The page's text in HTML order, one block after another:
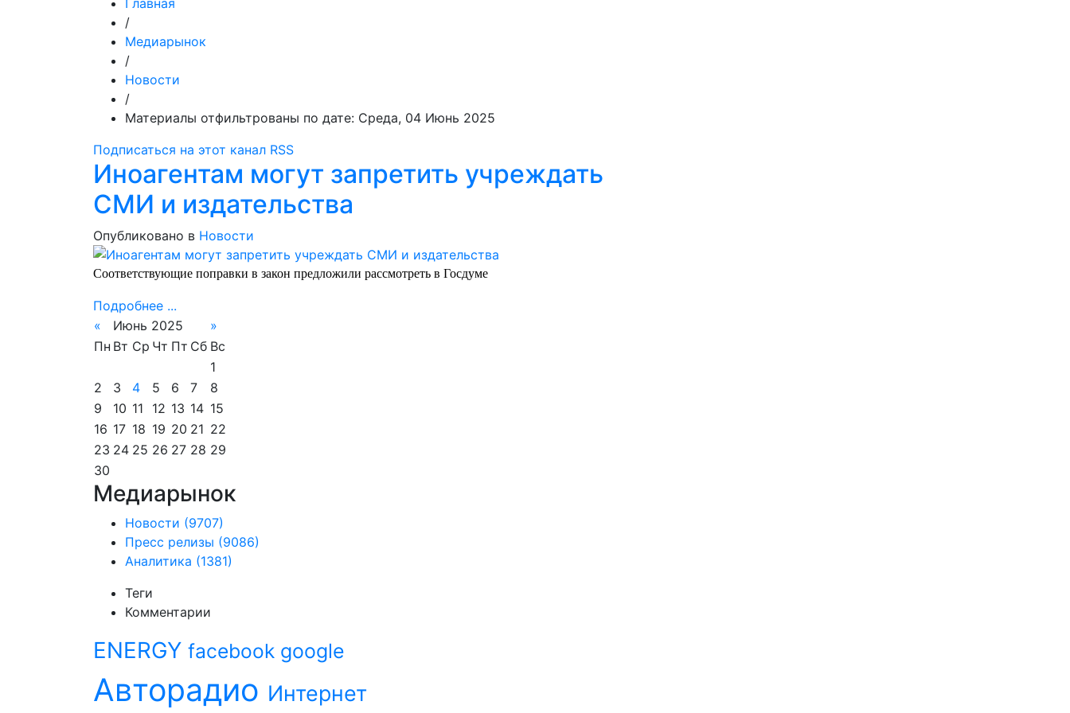
Главная
/
Медиарынок
/
Новости
/
Материалы отфильтрованы по дате: Среда, 04 Июнь 2025
Подписаться на этот канал RSS
Иноагентам могут запретить учреждать
СМИ и издательства
Опубликовано в Новости
Соответствующие поправки в закон предложили рассмотреть в Госдуме
Подробнее ...
«
Июнь 2025
»
Пн Вт Ср Чт Пт Сб Вс
1
2
3 4 5 6 7
8
9
10 11 12 13 14 15
16 17 18 19 20 21 22
23 24 25 26 27 28 29
30
Медиарынок
Новости (9707)
Пресс релизы (9086)
Аналитика (1381)
Теги
Комментарии
ENERGY facebook google
Авторадио Интернет